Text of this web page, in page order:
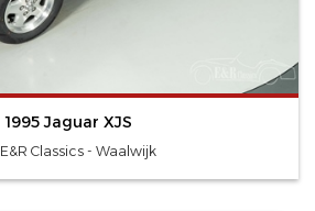
1995 Jaguar XJS
E&R Classics - Waalwijk